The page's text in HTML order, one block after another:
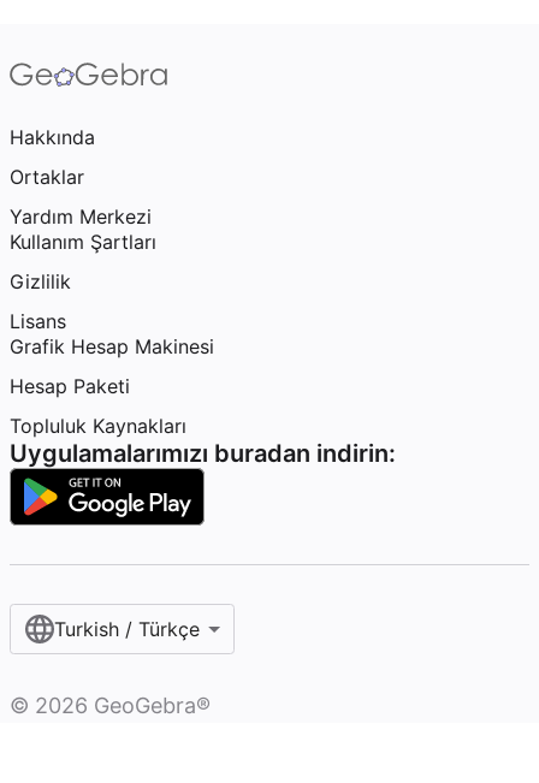
Hakkında
Ortaklar
Yardım Merkezi
Kullanım Şartları
Gizlilik
Lisans
Grafik Hesap Makinesi
Hesap Paketi
Topluluk Kaynakları
Uygulamalarımızı buradan indirin:
Turkish / Türkçe‎
© 2026 GeoGebra®